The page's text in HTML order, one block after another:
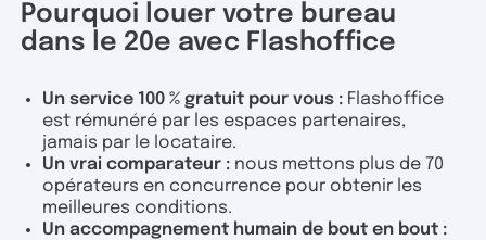
Pourquoi louer votre bureau
dans le 20e avec Flashoffice
Un service 100 % gratuit pour vous : Flashoffice
est rémunéré par les espaces partenaires,
jamais par le locataire.
Un vrai comparateur : nous mettons plus de 70
opérateurs en concurrence pour obtenir les
meilleures conditions.
Un accompagnement humain de bout en bout :